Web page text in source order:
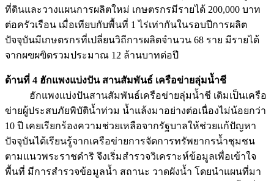
ที่ดินและวางแผนการผลิตใหม่ เกษตรกรมีรายได้ 200,000 บาท
ต่อครัวเรือน เมื่อเทียบกับพื้นที่ 1 ไร่เท่ากันในรอบปีการผลิต
ปัจจุบันมีเกษตรกรที่เปลี่ยนวิถีการผลิตจำนวน 68 ราย มีรายได้
จากผฃผฃิตรวมประมาณ 12 ล้านบาทต่อปี
ด้านที่ 4 ฮักแพงแบ่งปัน สานสัมพันธ์ เครือข่ายลุ่มน้ำชี
ฮักแพงแบ่งปันสานสัมพันธ์เครือข่ายลุ่มน้ำชี เดิมเป็นเครือ
ข่ายผู้ประสบภัยพิบัติน้ำท่วม น้ำแล้งมาอย่างต่อเนื่องไม่น้อยกว่า
10 ปี เคยเรียกร้องความช่วยเหลือจากรัฐบาลให้ช่วยแก้ปัญหา
ปัจจุบันได้เรียนรู้จากเครือข่ายการจัดการทรัพยากรน้ำชุมชน
ตามแนวพระราชดำริ จึงเริ่มสำรวจวิเคราะห์ข้อมูลเพื่อเข้าใจ
พื้นที่ มีการสำรวจข้อมูลน้ำ สถานะ วาดผังน้ำ โดยนำแผนที่มา